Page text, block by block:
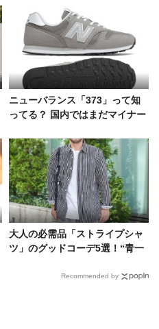
ニューバランス「373」って知
ってる？ 国内ではまだマイナー
ク！
大人の必需品「ストライプシャ
ツ」のグッドコーデ5選！“青一
Recommended by